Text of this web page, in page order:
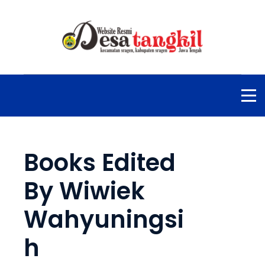
Books Edited
By Wiwiek
Wahyuningsi
h